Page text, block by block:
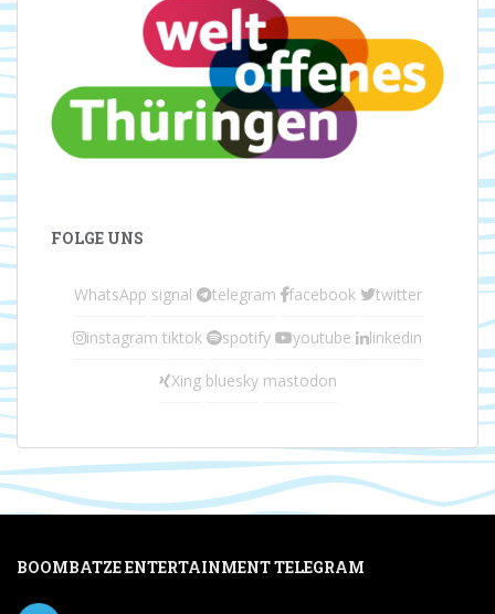
FOLGE UNS
WhatsApp signal telegram facebook twitter
instagram tiktok spotify youtube linkedin
Xing bluesky mastodon
BOOMBATZE ENTERTAINMENT TELEGRAM